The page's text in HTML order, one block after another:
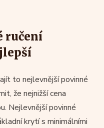
ručení
to nejlevnější povinné
že nejnižší cena
Nejlevnější povinné
krytí s minimálními